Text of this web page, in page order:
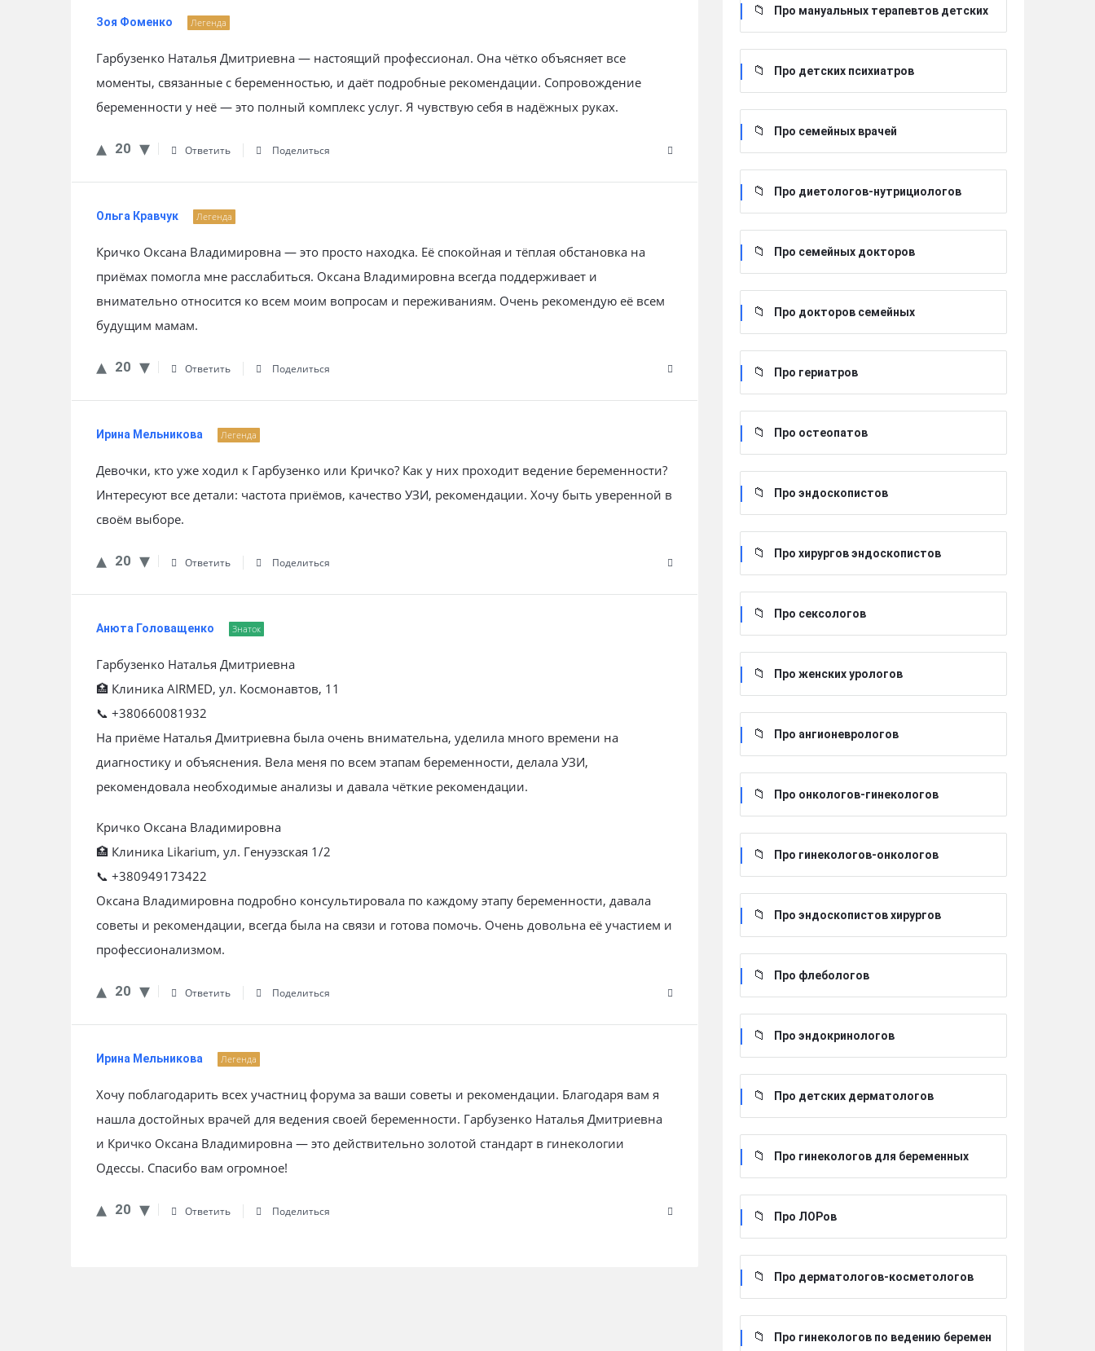
Зоя Фоменко Легенда
Гарбузенко Наталья Дмитриевна — настоящий профессионал. Она чётко объясняет все
моменты, связанные с беременностью, и даёт подробные рекомендации. Сопровождение
беременности у неё — это полный комплекс услуг. Я чувствую себя в надёжных руках.
20 Ответить Поделиться
Ольга Кравчук Легенда
Кричко Оксана Владимировна — это просто находка. Её спокойная и тёплая обстановка на
приёмах помогла мне расслабиться. Оксана Владимировна всегда поддерживает и
внимательно относится ко всем моим вопросам и переживаниям. Очень рекомендую её всем
будущим мамам.
20 Ответить Поделиться
Ирина Мельникова Легенда
Девочки, кто уже ходил к Гарбузенко или Кричко? Как у них проходит ведение беременности?
Интересуют все детали: частота приёмов, качество УЗИ, рекомендации. Хочу быть уверенной в
своём выборе.
20 Ответить Поделиться
Анюта Головащенко Знаток
Гарбузенко Наталья Дмитриевна
🏥 Клиника AIRMED, ул. Космонавтов, 11
📞 +380660081932
На приёме Наталья Дмитриевна была очень внимательна, уделила много времени на
диагностику и объяснения. Вела меня по всем этапам беременности, делала УЗИ,
рекомендовала необходимые анализы и давала чёткие рекомендации.
Кричко Оксана Владимировна
🏥 Клиника Likarium, ул. Генуэзская 1/2
📞 +380949173422
Оксана Владимировна подробно консультировала по каждому этапу беременности, давала
советы и рекомендации, всегда была на связи и готова помочь. Очень довольна её участием и
профессионализмом.
20 Ответить Поделиться
Ирина Мельникова Легенда
Хочу поблагодарить всех участниц форума за ваши советы и рекомендации. Благодаря вам я
нашла достойных врачей для ведения своей беременности. Гарбузенко Наталья Дмитриевна
и Кричко Оксана Владимировна — это действительно золотой стандарт в гинекологии
Одессы. Спасибо вам огромное!
20 Ответить Поделиться
Про мануальных терапевтов детских
Про детских психиатров
Про семейных врачей
Про диетологов-нутрициологов
Про семейных докторов
Про докторов семейных
Про гериатров
Про остеопатов
Про эндоскопистов
Про хирургов эндоскопистов
Про сексологов
Про женских урологов
Про ангионеврологов
Про онкологов-гинекологов
Про гинекологов-онкологов
Про эндоскопистов хирургов
Про флебологов
Про эндокринологов
Про детских дерматологов
Про гинекологов для беременных
Про ЛОРов
Про дерматологов-косметологов
Про гинекологов по ведению беремен